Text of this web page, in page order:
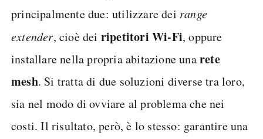
principalmente due: utilizzare dei range
extender, cioè dei ripetitori Wi-Fi, oppure
installare nella propria abitazione unarete
mesh. Si tratta di due soluzioni diverse tra loro,
sia nel modo di ovviare al problema che nei
costi. Il risultato, però, è lo stesso: garantire una